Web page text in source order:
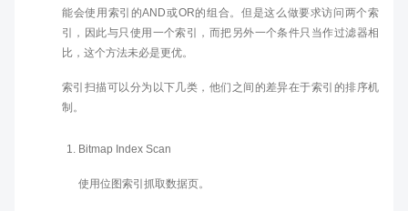
能会使用索引的AND或OR的组合。但是这么做要求访问两个索
引，因此与只使用一个索引，而把另外一个条件只当作过滤器相
比，这个方法未必是更优。
索引扫描可以分为以下几类，他们之间的差异在于索引的排序机
制。
Bitmap Index Scan
使用位图索引抓取数据页。